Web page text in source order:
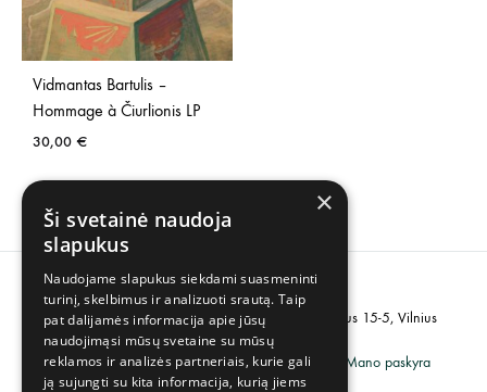
Vidmantas Bartulis –
Hommage à Čiurlionis LP
30,00 €
PVM kodas: LT100007358113, Adresas: Popieriaus 15-5, Vilnius
Grąžinimų politika Privatumo politika Mano paskyra
×
Ši svetainė naudoja
slapukus
Naudojame slapukus siekdami suasmeninti
turinį, skelbimus ir analizuoti srautą. Taip
pat dalijamės informacija apie jūsų
naudojimąsi mūsų svetaine su mūsų
reklamos ir analizės partneriais, kurie gali
ją sujungti su kita informacija, kurią jiems